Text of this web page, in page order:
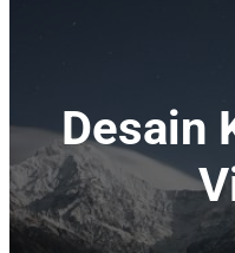
Desain